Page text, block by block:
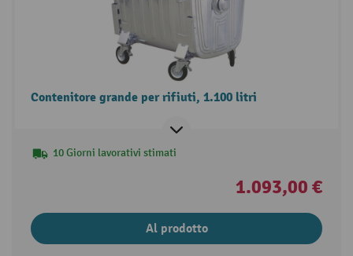
Contenitore grande per rifiuti, 1.100 litri
10 Giorni lavorativi stimati
1.093,00 €
Al prodotto